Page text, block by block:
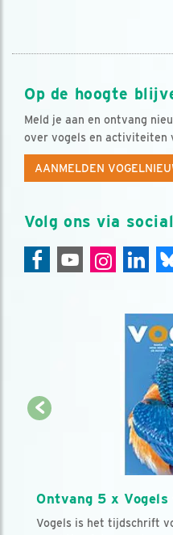
Op de hoogte
Meld je aan en ontvang
over vogels en activiteiten
AANMELDEN
Volg ons via
Ontvang 5 x
Vogels is het tijdschrift